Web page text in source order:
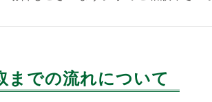
までの流れについて